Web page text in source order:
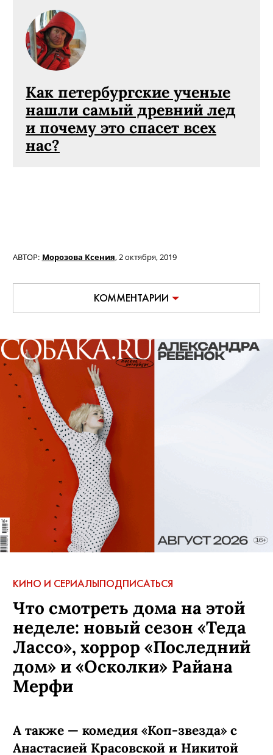
Как петербургские ученые
нашли самый древний лед
и почему это спасет всех
нас?
АВТОР: Морозова Ксения,2 октября, 2019
КОММЕНТАРИИ